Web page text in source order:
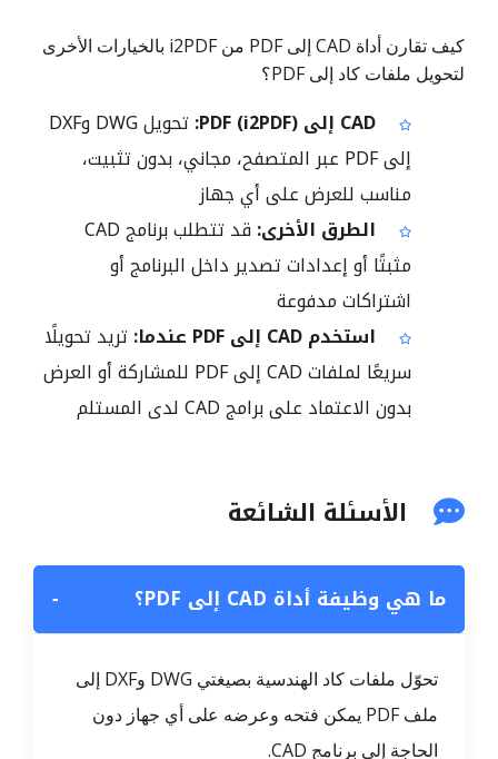
كيف تقارن أداة CAD إلى PDF من i2PDF بالخيارات الأخرى
لتحويل ملفات كاد إلى PDF؟
CAD إلى PDF (i2PDF):
تحويل DWG وDXF
إلى PDF عبر المتصفح، مجاني، بدون تثبيت،
مناسب للعرض على أي جهاز
الطرق الأخرى:
قد تتطلب برنامج CAD
مثبتًا أو إعدادات تصدير داخل البرنامج أو
اشتراكات مدفوعة
استخدم CAD إلى PDF عندما:
تريد تحويلًا
سريعًا لملفات CAD إلى PDF للمشاركة أو العرض
بدون الاعتماد على برامج CAD لدى المستلم
الأسئلة الشائعة
ما هي وظيفة أداة CAD إلى PDF؟ −
تحوّل ملفات كاد الهندسية بصيغتي DWG وDXF إلى
ملف PDF يمكن فتحه وعرضه على أي جهاز دون
الحاجة إلى برنامج CAD.